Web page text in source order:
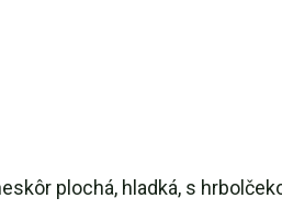
plochá, hladká, s